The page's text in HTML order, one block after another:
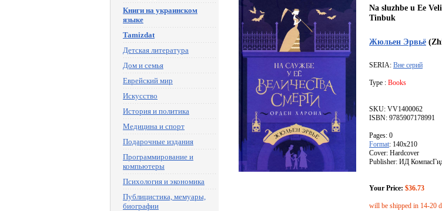
Книги на украинском
языке
Tamizdat
Детская литература
Дом и семья
Еврейский мир
Искусство
История и политика
Медицина и спорт
Подарочные издания
Программирование и
компьютеры
Психология и экономика
Публицистика, мемуары,
биографии
Na sluzhbe u Ee
Tinbuk
Жюльен Эрвьё
SERIA: Вне серий
Type : Books
SKU: VV1400062
ISBN: 9785907178991
Pages: 0
Format: 140x210
Cover: Hardcover
Publisher: ИД
Your Price: $36.73
will be shipped in 14-20